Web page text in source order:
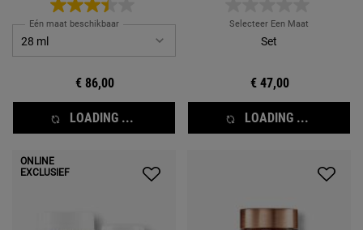
wenkbrauwboog, oogleden, kraaienpootjes
en wallen
Eén maat beschikbaar
€ 86,00
LOADING ...
Selecteer Een Maat
Set
€ 47,00
LOADING ...
ONLINE
EXCLUSIEF